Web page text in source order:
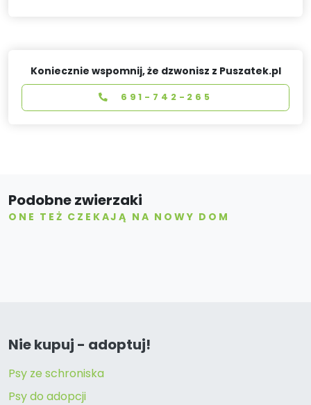
Koniecznie wspomnij, że dzwonisz z Puszatek.pl
691-742-265
Podobne zwierzaki
ONE TEŻ CZEKAJĄ NA NOWY DOM
Nie kupuj - adoptuj!
Psy ze schroniska
Psy do adopcji